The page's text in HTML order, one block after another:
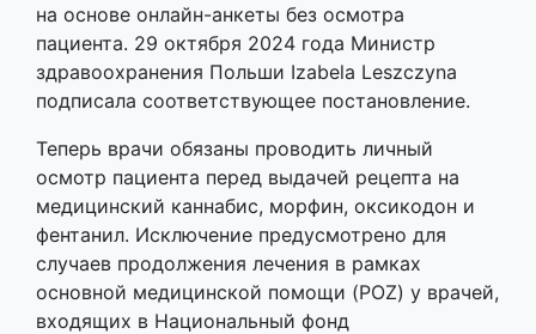
на основе онлайн-анкеты без осмотра
пациента. 29 октября 2024 года Министр
здравоохранения Польши Izabela Leszczyna
подписала соответствующее постановление.
Теперь врачи обязаны проводить личный
осмотр пациента перед выдачей рецепта на
медицинский каннабис, морфин, оксикодон и
фентанил. Исключение предусмотрено для
случаев продолжения лечения в рамках
основной медицинской помощи (POZ) у врачей,
входящих в Национальный фонд